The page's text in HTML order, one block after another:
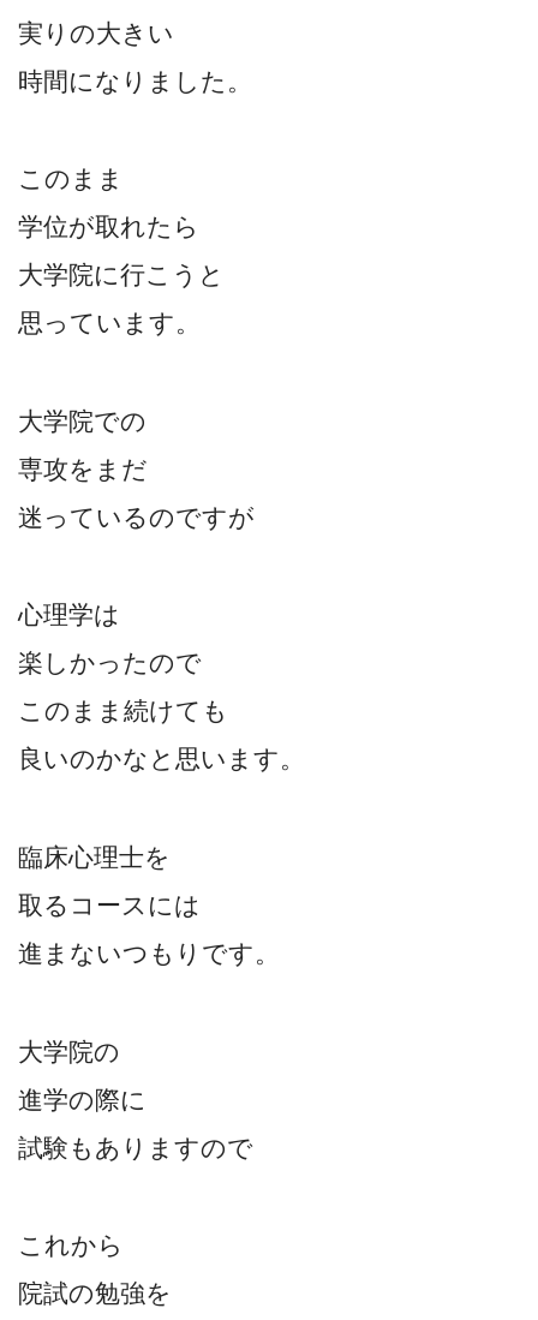
実りの大きい
時間になりました。
このまま
学位が取れたら
大学院に行こうと
思っています。
大学院での
専攻をまだ
迷っているのですが
心理学は
楽しかったので
このまま続けても
良いのかなと思います。
臨床心理士を
取るコースには
進まないつもりです。
大学院の
進学の際に
試験もありますので
これから
院試の勉強を